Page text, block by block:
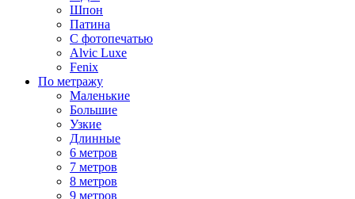
Шпон
Патина
С фотопечатью
Alvic Luxe
Fenix
По метражу
Маленькие
Большие
Узкие
Длинные
6 метров
7 метров
8 метров
9 метров